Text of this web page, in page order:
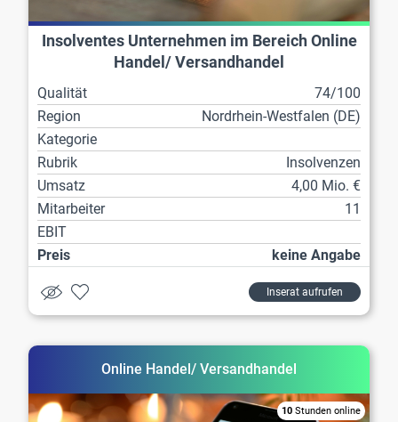
Insolventes Unternehmen im Bereich Online
Handel/ Versandhandel
Qualität
74/100
Region
Nordrhein-Westfalen (DE)
Kategorie
Rubrik
Insolvenzen
Umsatz
4,00 Mio. €
Mitarbeiter
11
EBIT
Preis
keine Angabe
Inserat aufrufen
Online Handel/ Versandhandel
10 Stunden online